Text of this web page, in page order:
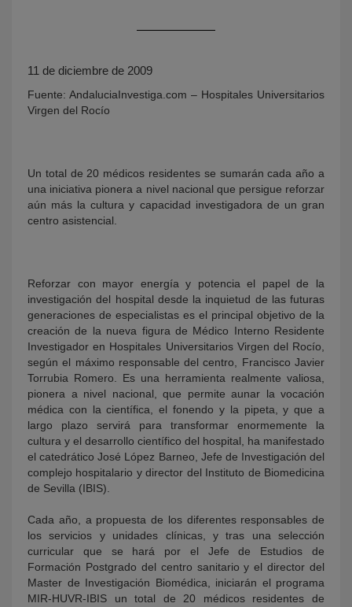
11 de diciembre de 2009
Fuente: AndaluciaInvestiga.com – Hospitales Universitarios
Virgen del Rocío
Un total de 20 médicos residentes se sumarán cada año a
una iniciativa pionera a nivel nacional que persigue reforzar
aún más la cultura y capacidad investigadora de un gran
centro asistencial.
Reforzar con mayor energía y potencia el papel de la
investigación del hospital desde la inquietud de las futuras
generaciones de especialistas es el principal objetivo de la
creación de la nueva figura de Médico Interno Residente
Investigador en Hospitales Universitarios Virgen del Rocío,
según el máximo responsable del centro, Francisco Javier
Torrubia Romero. Es una herramienta realmente valiosa,
pionera a nivel nacional, que permite aunar la vocación
médica con la científica, el fonendo y la pipeta, y que a
largo plazo servirá para transformar enormemente la
cultura y el desarrollo científico del hospital, ha manifestado
el catedrático José López Barneo, Jefe de Investigación del
complejo hospitalario y director del Instituto de Biomedicina
de Sevilla (IBIS).
Cada año, a propuesta de los diferentes responsables de
los servicios y unidades clínicas, y tras una selección
curricular que se hará por el Jefe de Estudios de
Formación Postgrado del centro sanitario y el director del
Master de Investigación Biomédica, iniciarán el programa
MIR-HUVR-IBIS un total de 20 médicos residentes de